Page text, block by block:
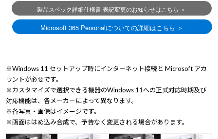
※Windows 11 セットアップ時にインターネット接続と Microsoft アカ
ウントが必要です。
※カスタマイズで選択できる機器のWindows 11への正式対応時期及び
対応機能は、各メーカーによって異なります。
※各写真・画像はイメージです。
※画面ははめ込み合成で、予告なく変更される場合があります。